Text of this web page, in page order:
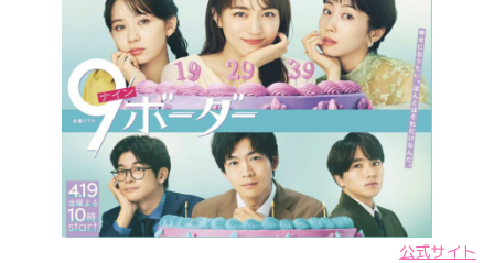
公式サイト